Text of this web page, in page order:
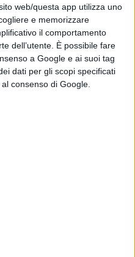
web/questa app utilizza uno
e memorizzare
il comportamento
dell’utente. È possibile fare
a Google e ai suoi tag
dati per gli scopi specificati
consenso di Google.
settembre
di La Redazione
PolicyCookie Policy
Disclaimer